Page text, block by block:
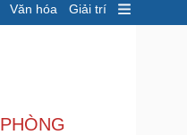
Văn hóa Giải trí